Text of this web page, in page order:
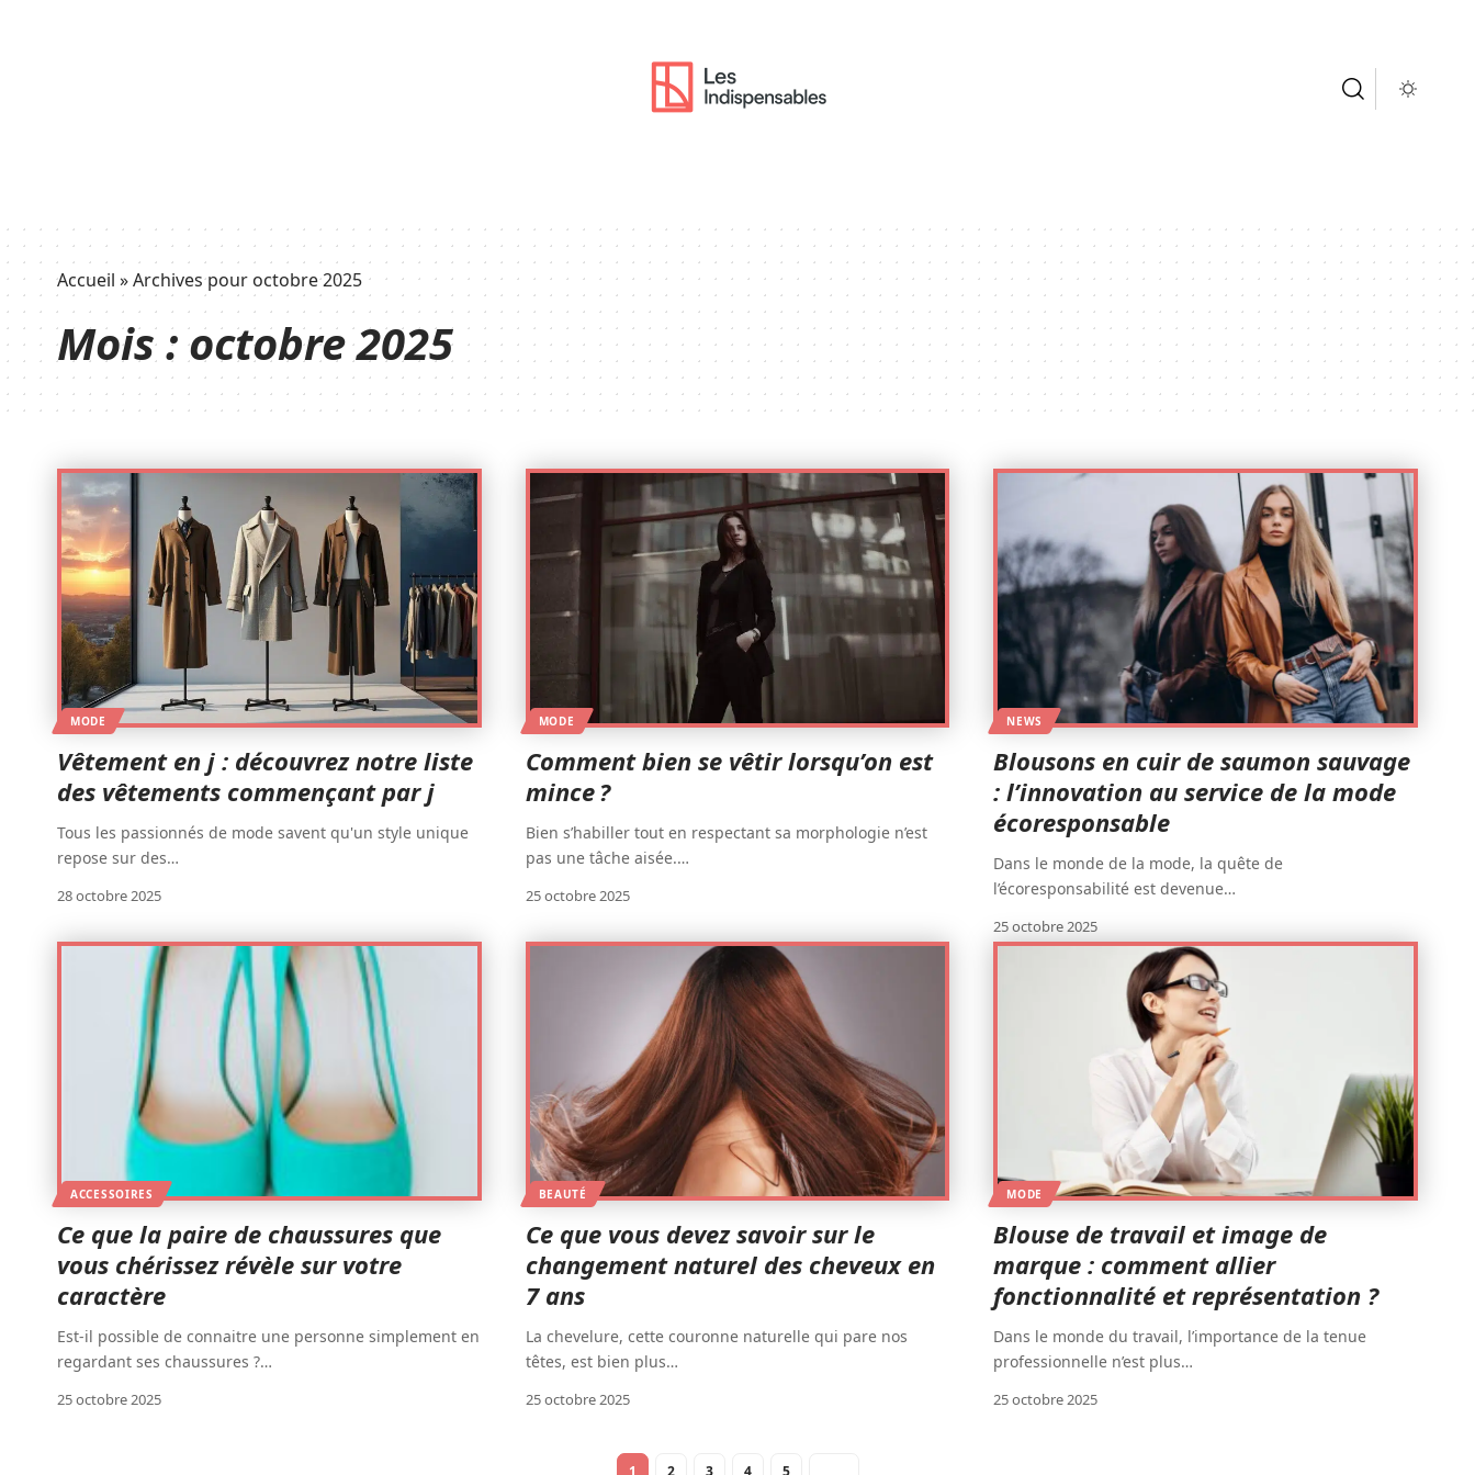
Accueil »Archives pour octobre 2025
Mois :octobre 2025
MODE
Vêtement en j : découvrez notre liste
des vêtements commençant par j
Tous les passionnés de mode savent qu'un style unique
repose sur des…
28 octobre 2025
MODE
Comment bien se vêtir lorsqu’on est
mince ?
Bien s’habiller tout en respectant sa morphologie n’est
pas une tâche aisée.…
25 octobre 2025
NEWS
Blousons en cuir de saumon sauvage
: l’innovation au service de la mode
écoresponsable
Dans le monde de la mode, la quête de
l’écoresponsabilité est devenue…
25 octobre 2025
ACCESSOIRES
Ce que la paire de chaussures que
vous chérissez révèle sur votre
caractère
Est-il possible de connaitre une personne simplement en
regardant ses chaussures ?…
25 octobre 2025
BEAUTÉ
Ce que vous devez savoir sur le
changement naturel des cheveux en
7 ans
La chevelure, cette couronne naturelle qui pare nos
têtes, est bien plus…
25 octobre 2025
MODE
Blouse de travail et image de
marque : comment allier
fonctionnalité et représentation ?
Dans le monde du travail, l’importance de la tenue
professionnelle n’est plus…
25 octobre 2025
1 2 3 4 5